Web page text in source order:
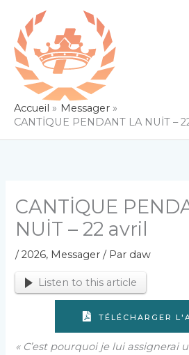
contenu
Accueil
Messager
CANTİQUE PENDANT LA NUİT –
CANTİQUE
NUİT – 22 avril
/2026, Messager / Par daw
Listen to this article
TÉLÉCHARGER
« C’est pourquoi je lui assignerai